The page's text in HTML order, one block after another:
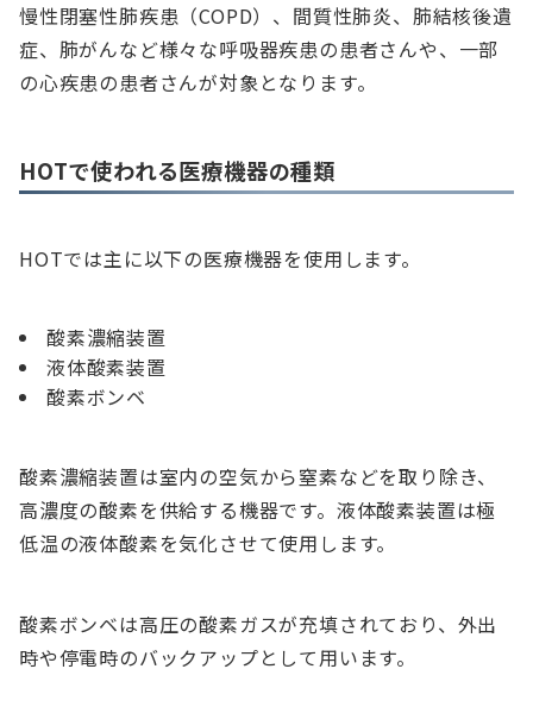
慢性閉塞性肺疾患（COPD）、間質性肺炎、肺結核後遺
症、肺がんなど様々な呼吸器疾患の患者さんや、一部
の心疾患の患者さんが対象となります。
HOTで使われる医療機器の種類
HOTでは主に以下の医療機器を使用します。
酸素濃縮装置
液体酸素装置
酸素ボンベ
酸素濃縮装置は室内の空気から窒素などを取り除き、
高濃度の酸素を供給する機器です。液体酸素装置は極
低温の液体酸素を気化させて使用します。
酸素ボンベは高圧の酸素ガスが充填されており、外出
時や停電時のバックアップとして用います。